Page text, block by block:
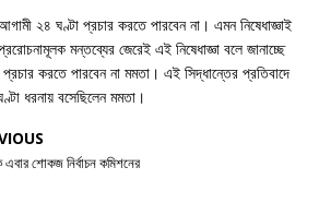
২৪ ঘণ্টা প্রচার করতে পারবেন না। এমন নিষেধাজ্ঞাই
মন্তব্যের জেরেই এই নিষেধাজ্ঞা বলে জানাচ্ছে
করতে পারবেন না মমতা। এই সিদ্ধান্তের প্রতিবাদে
ধরনায় বসেছিলেন মমতা।
শোকজ নির্বাচন কমিশনের